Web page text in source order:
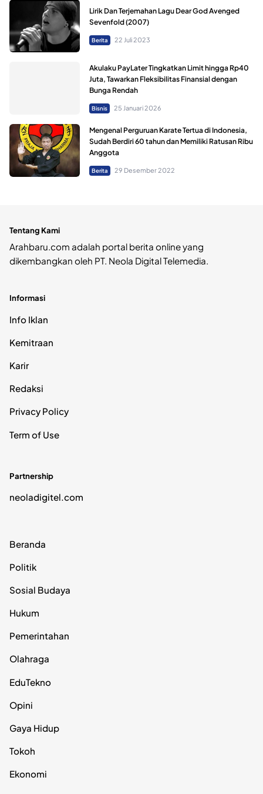
Lirik Dan Terjemahan Lagu Dear God Avenged
Sevenfold (2007)
Berita 22 Juli 2023
Akulaku PayLater Tingkatkan Limit hingga Rp40
Juta, Tawarkan Fleksibilitas Finansial dengan
Bunga Rendah
Bisnis 25 Januari 2026
Mengenal Perguruan Karate Tertua di Indonesia,
Sudah Berdiri 60 tahun dan Memiliki Ratusan Ribu
Anggota
Berita 29 Desember 2022
Tentang Kami
Arahbaru.com adalah portal berita online yang
dikembangkan oleh PT. Neola Digital Telemedia.
Informasi
Info Iklan
Kemitraan
Karir
Redaksi
Privacy Policy
Term of Use
Partnership
neoladigitel.com
Beranda
Politik
Sosial Budaya
Hukum
Pemerintahan
Olahraga
EduTekno
Opini
Gaya Hidup
Tokoh
Ekonomi